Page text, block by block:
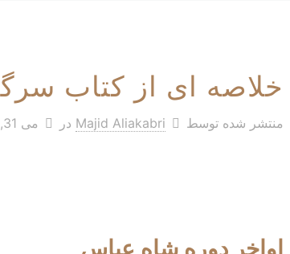
خلاصه ای از کتاب
منتشر شده توسط Majid Aliakabri در می 31, 2026
اواخر دوره شاه عباس